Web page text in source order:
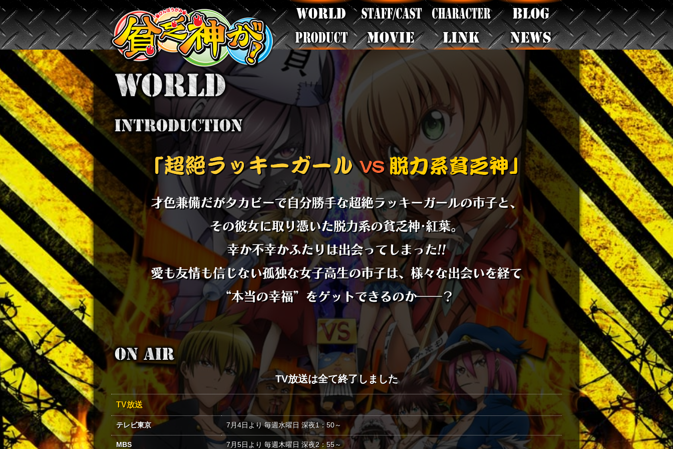
TV放送は全て終了しました
TV放送
テレビ東京 7月4日より 毎週水曜日 深夜1：50～
MBS 7月5日より 毎週木曜日 深夜2：55～